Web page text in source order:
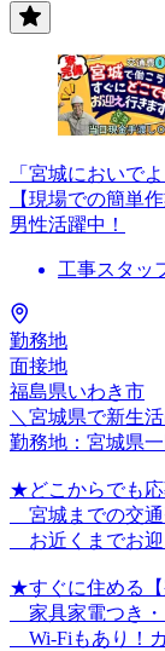
「宮城においで
【現場での簡単
男性活躍中！
工事スタッ
勤務地
面接地
福島県いわき市
＼宮城県で新生
勤務地：宮城県
★どこからでも応
宮城までの交通
お近くまでお迎
★すぐに住める【
家具家電つき・
Wi-Fiもあり！